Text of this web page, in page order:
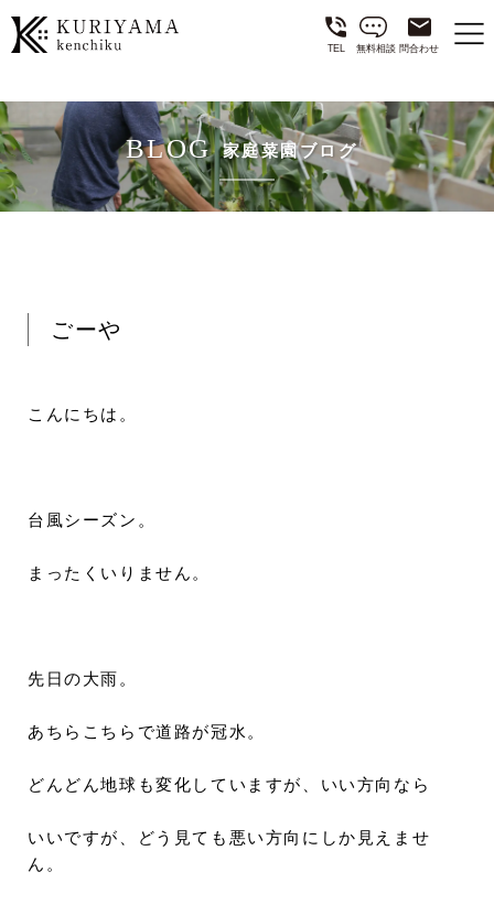
TEL 無料相談 問合わせ
BLOG 家庭菜園ブログ
ごーや
こんにちは。
台風シーズン。
まったくいりません。
先日の大雨。
あちらこちらで道路が冠水。
どんどん地球も変化していますが、いい方向なら
いいですが、どう見ても悪い方向にしか見えませ
ん。